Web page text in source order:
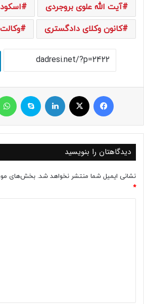
آیت الله علوی بروجردی
کانون وکلای دادگستری
وکالت
فیسبوک ایکس لینکداین اسکایپ
دیدگاهتان را بنویسید
نشانی ایمیل شما منتشر نخواهد شد. بخش‌های
*